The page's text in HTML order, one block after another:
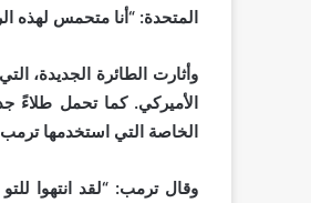
المتحدة: “أنا متحمس لهذه
الأميركي. كما تحمل طلاءً
الخاصة التي استخدمها
وقال ترمب: “لقد انتهوا